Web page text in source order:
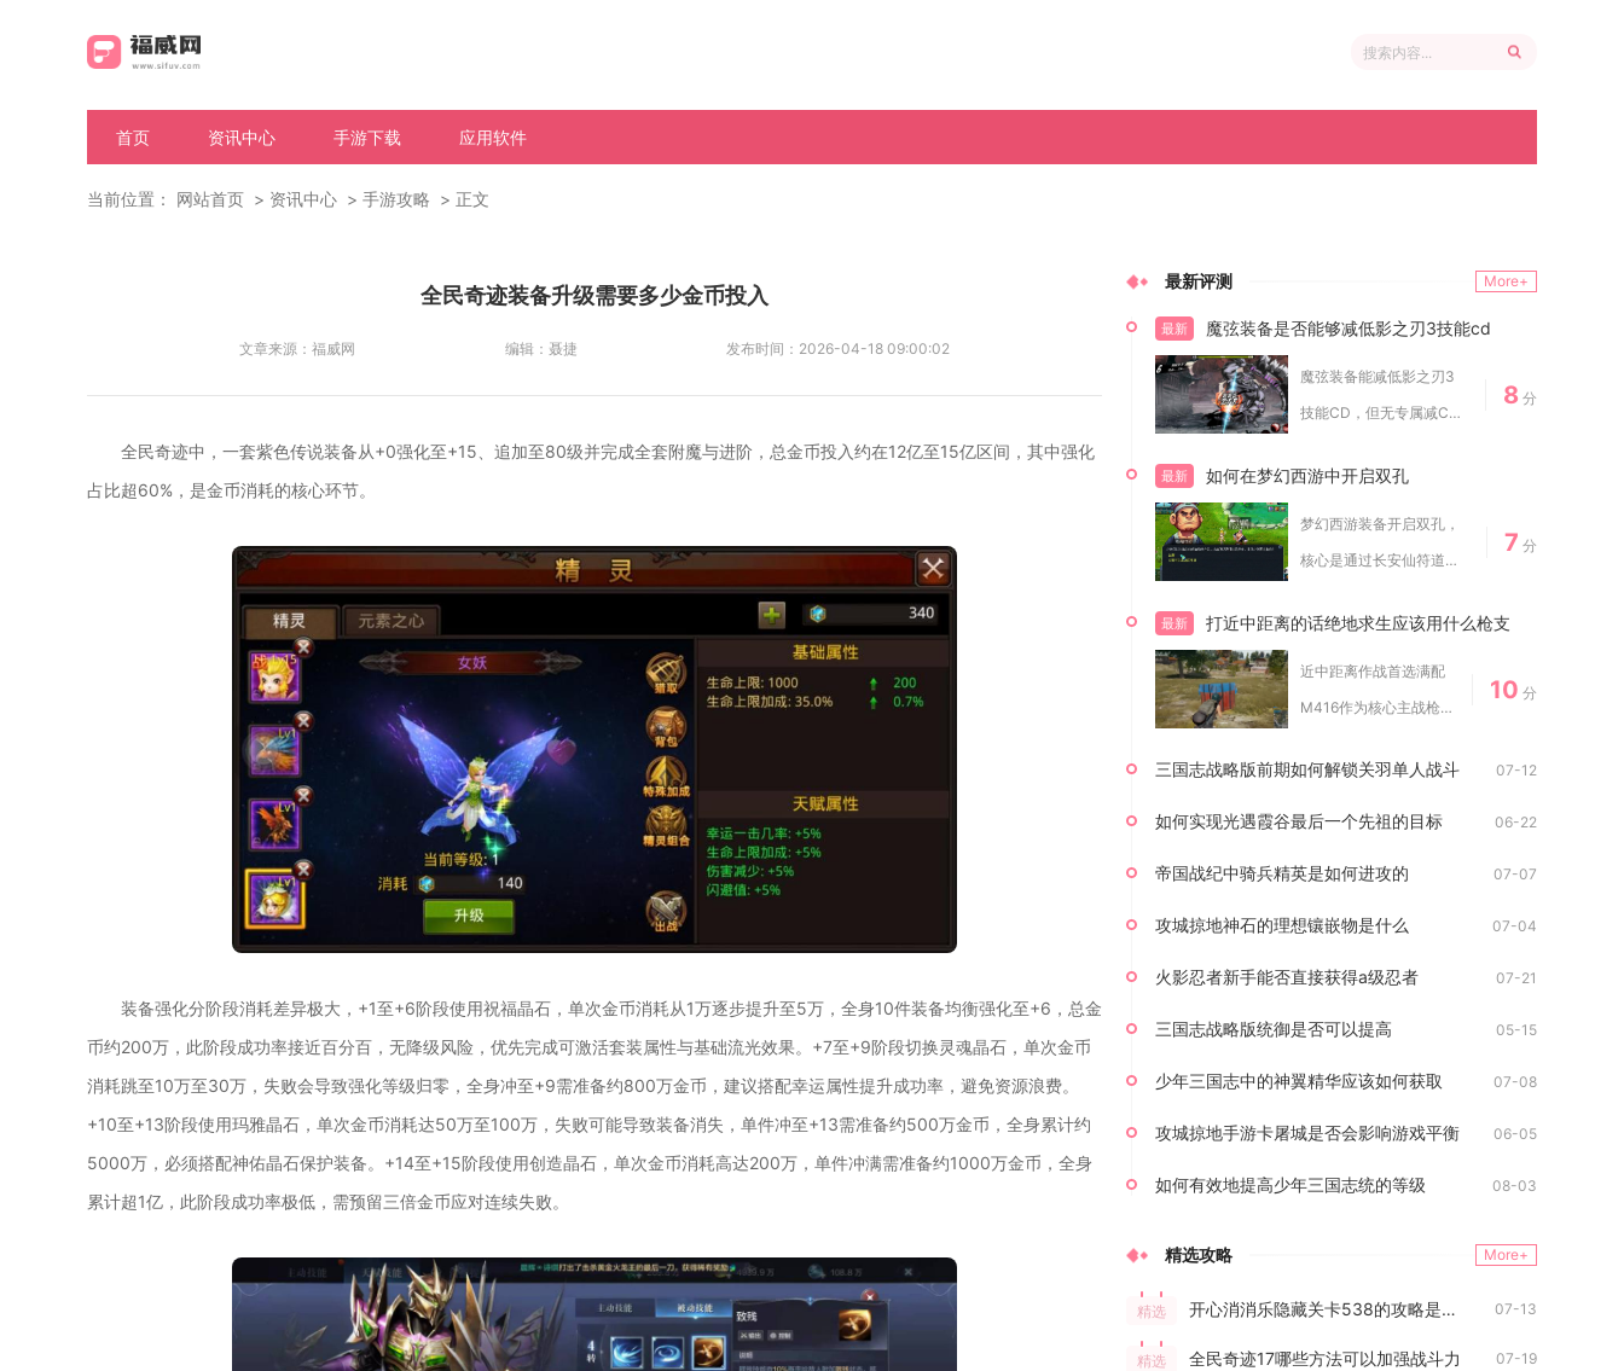
首页 资讯中心 手游下载 应用软件
当前位置： 网站首页 资讯中心 手游攻略 正文
全民奇迹装备升级需要多少金币投入
文章来源： 福威网 编辑： 聂捷 发布时间： 2026-04-18 09:00:02
全民奇迹中，一套紫色传说装备从+0强化至+15、追加至80级并完成全套附魔与进阶，总金币投入约在12亿至15亿区间，其中强化
占比超60%，是金币消耗的核心环节。
装备强化分阶段消耗差异极大，+1至+6阶段使用祝福晶石，单次金币消耗从1万逐步提升至5万，全身10件装备均衡强化至+6，总金
币约200万，此阶段成功率接近百分百，无降级风险，优先完成可激活套装属性与基础流光效果。+7至+9阶段切换灵魂晶石，单次金币
消耗跳至10万至30万，失败会导致强化等级归零，全身冲至+9需准备约800万金币，建议搭配幸运属性提升成功率，避免资源浪费。
+10至+13阶段使用玛雅晶石，单次金币消耗达50万至100万，失败可能导致装备消失，单件冲至+13需准备约500万金币，全身累计约
5000万，必须搭配神佑晶石保护装备。+14至+15阶段使用创造晶石，单次金币消耗高达200万，单件冲满需准备约1000万金币，全身
累计超1亿，此阶段成功率极低，需预留三倍金币应对连续失败。
最新评测 More+
最新 魔弦装备是否能够减低影之刃3技能cd
魔弦装备能减低影之刃3
技能CD，但无专属减CD
8 分
最新 如何在梦幻西游中开启双孔
梦幻西游装备开启双孔，
核心是通过长安仙符道人
7 分
最新 打近中距离的话绝地求生应该用什么枪支
近中距离作战首选满配
M416作为核心主战枪
10 分
三国志战略版前期如何解锁关羽单人战斗 07-12
如何实现光遇霞谷最后一个先祖的目标 06-22
帝国战纪中骑兵精英是如何进攻的 07-07
攻城掠地神石的理想镶嵌物是什么 07-04
火影忍者新手能否直接获得a级忍者 07-21
三国志战略版统御是否可以提高 05-15
少年三国志中的神翼精华应该如何获取 07-08
攻城掠地手游卡屠城是否会影响游戏平衡 06-05
如何有效地提高少年三国志统的等级 08-03
精选攻略 More+
精选 开心消消乐隐藏关卡538的攻略是什么 07-13
精选 全民奇迹17哪些方法可以加强战斗力 07-19